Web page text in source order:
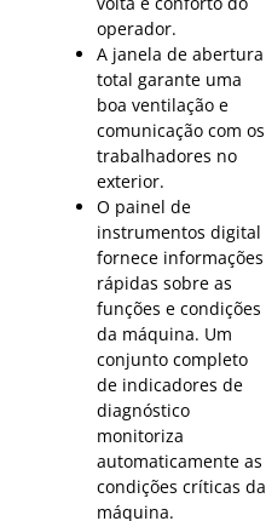
operador.
A janela de abertura
total garante uma
boa ventilação e
comunicação com os
trabalhadores no
exterior.
O painel de
instrumentos digital
fornece informações
rápidas sobre as
funções e condições
da máquina. Um
conjunto completo
de indicadores de
diagnóstico
monitoriza
automaticamente as
condições críticas da
máquina.